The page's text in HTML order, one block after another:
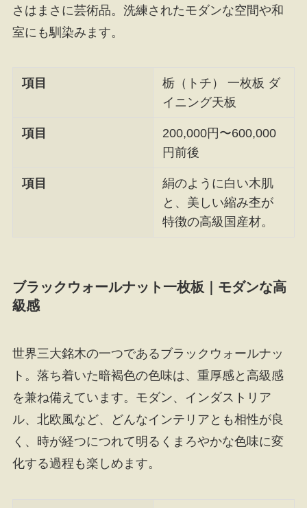
さはまさに芸術品。洗練されたモダンな空間や和
室にも馴染みます。
項目
栃（トチ） 一枚板 ダ
イニング天板
項目
200,000円〜600,000
円前後
項目
絹のように白い木肌
と、美しい縮み杢が
特徴の高級国産材。
ブラックウォールナット一枚板｜モダンな高
級感
世界三大銘木の一つであるブラックウォールナッ
ト。落ち着いた暗褐色の色味は、重厚感と高級感
を兼ね備えています。モダン、インダストリア
ル、北欧風など、どんなインテリアとも相性が良
く、時が経つにつれて明るくまろやかな色味に変
化する過程も楽しめます。